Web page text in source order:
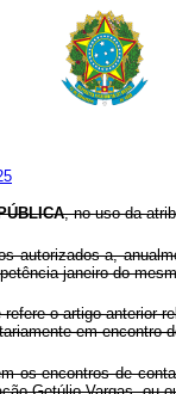
, no uso da
autorizados a,
janeiro do
o artigo anterior
em encontro
os encontros de